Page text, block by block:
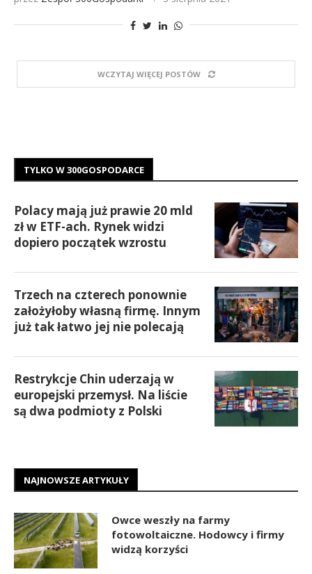
WCZYTAJ WIĘCEJ POSTÓW
TYLKO W 300GOSPODARCE
Polacy mają już prawie 20 mld
zł w ETF-ach. Rynek widzi
dopiero początek wzrostu
Trzech na czterech ponownie
założyłoby własną firmę. Innym
już tak łatwo jej nie polecają
Restrykcje Chin uderzają w
europejski przemysł. Na liście
są dwa podmioty z Polski
NAJNOWSZE ARTYKUŁY
Owce weszły na farmy
fotowoltaiczne. Hodowcy i firmy
widzą korzyści